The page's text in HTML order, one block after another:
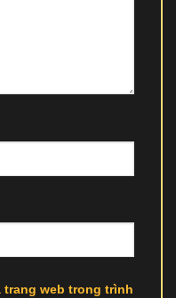
trang web trong trình